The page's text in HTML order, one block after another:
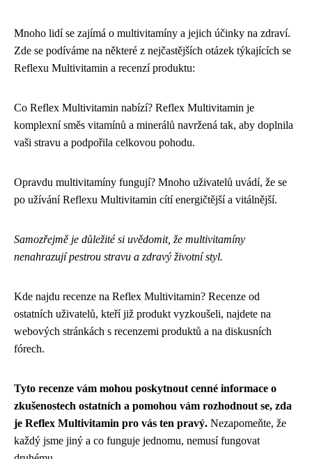
Mnoho lidí se zajímá o multivitamíny a jejich účinky na zdraví.
Zde se podíváme na některé z nejčastějších otázek týkajících se
Reflexu Multivitamin a recenzí produktu:
Co Reflex Multivitamin nabízí? Reflex Multivitamin je
komplexní směs vitamínů a minerálů navržená tak, aby doplnila
vaši stravu a podpořila celkovou pohodu.
Opravdu multivitamíny fungují? Mnoho uživatelů uvádí, že se
po užívání Reflexu Multivitamin cítí energičtější a vitálnější.
Samozřejmě je důležité si uvědomit, že multivitamíny
nenahrazují pestrou stravu a zdravý životní styl.
Kde najdu recenze na Reflex Multivitamin? Recenze od
ostatních uživatelů, kteří již produkt vyzkoušeli, najdete na
webových stránkách s recenzemi produktů a na diskusních
fórech.
Tyto recenze vám mohou poskytnout cenné informace o
zkušenostech ostatních a pomohou vám rozhodnout se, zda
je Reflex Multivitamin pro vás ten pravý. Nezapomeňte, že
každý jsme jiný a co funguje jednomu, nemusí fungovat